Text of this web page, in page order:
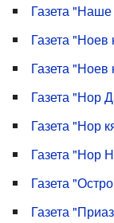
Газета
Газета
Газета "Ноев
Газета "Нор
Газета "Нор
Газета "Нор
Газета
Газета